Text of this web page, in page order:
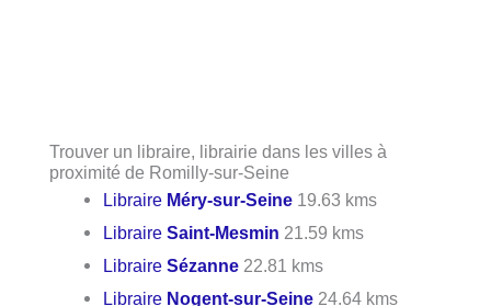
Trouver un libraire, librairie dans les villes à
proximité de Romilly-sur-Seine
Libraire Méry-sur-Seine 19.63 kms
LibraireSaint-Mesmin 21.59 kms
LibraireSézanne 22.81 kms
Libraire Nogent-sur-Seine 24.64 kms